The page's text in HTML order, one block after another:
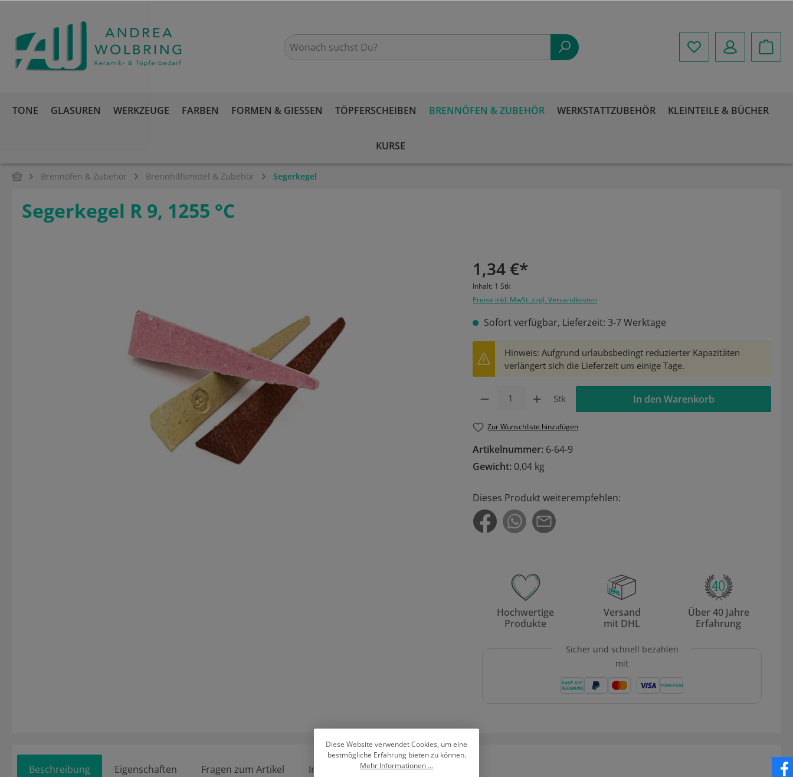
TONE GLASUREN WERKZEUGE FARBEN FORMEN & GIESSEN TÖPFERSCHEIBEN BRENNÖFEN & ZUBEHÖR WERKSTATTZUBEHÖR KLEINTEILE & BÜCHER
KURSE
Brennöfen & Zubehör Brennhilfsmittel & Zubehör Segerkegel
Segerkegel R 9, 1255 °C
1,34 €*
Inhalt: 1 Stk
Preise inkl. MwSt. zzgl. Versandkosten
Sofort verfügbar, Lieferzeit: 3-7 Werktage
Hinweis: Aufgrund urlaubsbedingt reduzierter Kapazitäten
verlängert sich die Lieferzeit um einige Tage.
Stk In den Warenkorb
Zur Wunschliste hinzufügen
Artikelnummer: 6-64-9
Gewicht: 0,04 kg
Dieses Produkt weiterempfehlen:
Hochwertige
Produkte
Versand
mit DHL
Über 40 Jahre
Erfahrung
Sicher und schnell bezahlen
mit
Beschreibung Eigenschaften Fragen zum Artikel Infos zur Produktsicherheit
Diese Website verwendet Cookies, um eine
bestmögliche Erfahrung bieten zu können.
Mehr Informationen ...